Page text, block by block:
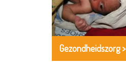
Gezondheidszorg >